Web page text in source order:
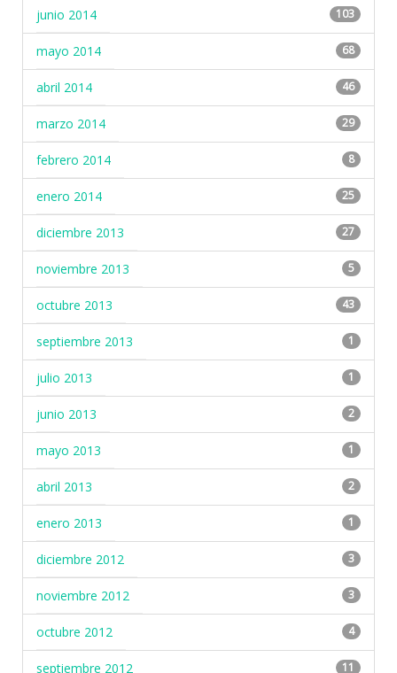
junio 2014 103
mayo 2014 68
abril 2014 46
marzo 2014 29
febrero 2014 8
enero 2014 25
diciembre 2013 27
noviembre 2013 5
octubre 2013 43
septiembre 2013 1
julio 2013 1
junio 2013 2
mayo 2013 1
abril 2013 2
enero 2013 1
diciembre 2012 3
noviembre 2012 3
octubre 2012 4
septiembre 2012 11